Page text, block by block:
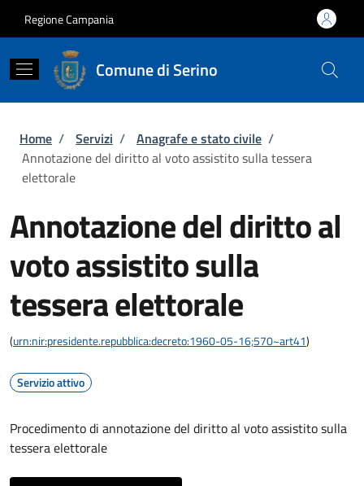
Regione Campania
Comune di Serino
Briciole di pane
Home / Servizi / Anagrafe e stato civile /
Annotazione del diritto al voto assistito sulla tessera
elettorale
Annotazione del diritto al
voto assistito sulla
tessera elettorale
(urn:nir:presidente.repubblica:decreto:1960-05-16;570~art41)
Servizio attivo
Procedimento di annotazione del diritto al voto assistito sulla
tessera elettorale